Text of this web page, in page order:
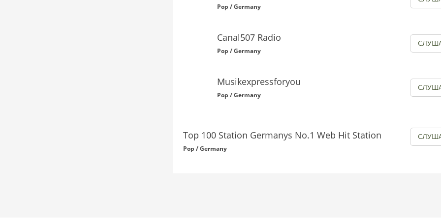
Pop / Germany
Canal507 Radio
Pop / Germany
Musikexpressforyou
Pop / Germany
Top 100 Station Germanys No.1 Web Hit Station
Pop / Germany